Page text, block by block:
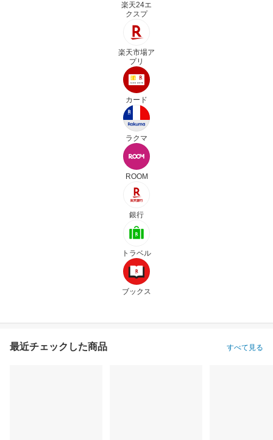
楽天24エ
クスプ
楽天市場ア
プリ
カード
ラクマ
ROOM
銀行
トラベル
ブックス
最近チェックした商品 すべて見る